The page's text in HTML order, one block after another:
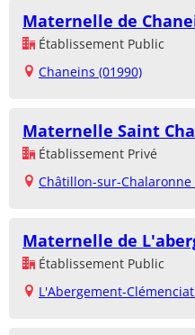
Maternelle de
Établissement Public
Chaneins (01990)
Maternelle Saint
Établissement Privé
Châtillon-sur-Chalaronne
Maternelle de
Établissement Public
L'Abergement-